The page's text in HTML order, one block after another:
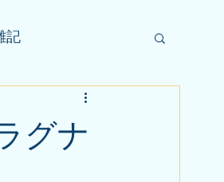
記
グナ